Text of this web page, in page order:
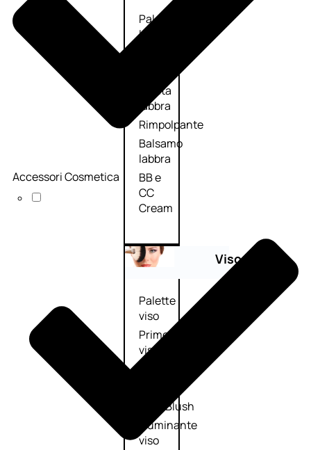
Palette
labbra
Matita
labbra
Rimpolpante
Balsamo
labbra
BB e
CC
Cream
Viso
Palette
viso
Primer
viso
Fard/Blush
Illuminante
viso
Accessori Cosmetica